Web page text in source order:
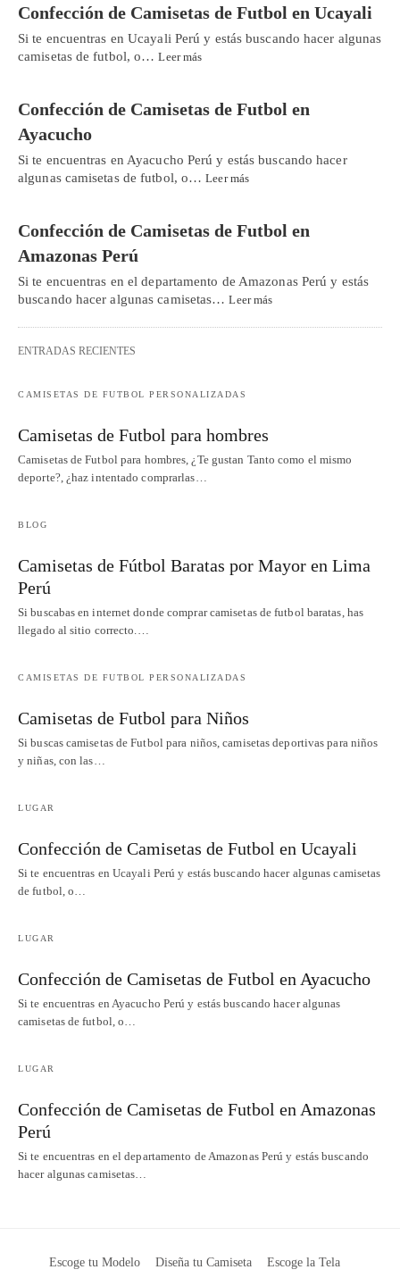
Confección de Camisetas de Futbol en Ucayali
Si te encuentras en Ucayali Perú y estás buscando hacer algunas
camisetas de futbol, o…Leer más
Confección de Camisetas de Futbol en
Ayacucho
Si te encuentras en Ayacucho Perú y estás buscando hacer
algunas camisetas de futbol, o…Leer más
Confección de Camisetas de Futbol en
Amazonas Perú
Si te encuentras en el departamento de Amazonas Perú y estás
buscando hacer algunas camisetas…Leer más
ENTRADAS RECIENTES
CAMISETAS DE FUTBOL PERSONALIZADAS
Camisetas de Futbol para hombres
Camisetas de Futbol para hombres, ¿Te gustan Tanto como el mismo
deporte?, ¿haz intentado comprarlas…
BLOG
Camisetas de Fútbol Baratas por Mayor en Lima
Perú
Si buscabas en internet donde comprar camisetas de futbol baratas, has
llegado al sitio correcto.…
CAMISETAS DE FUTBOL PERSONALIZADAS
Camisetas de Futbol para Niños
Si buscas camisetas de Futbol para niños, camisetas deportivas para niños
y niñas, con las…
LUGAR
Confección de Camisetas de Futbol en Ucayali
Si te encuentras en Ucayali Perú y estás buscando hacer algunas camisetas
de futbol, o…
LUGAR
Confección de Camisetas de Futbol en Ayacucho
Si te encuentras en Ayacucho Perú y estás buscando hacer algunas
camisetas de futbol, o…
LUGAR
Confección de Camisetas de Futbol en Amazonas
Perú
Si te encuentras en el departamento de Amazonas Perú y estás buscando
hacer algunas camisetas…
Escoge tu Modelo Diseña tu Camiseta Escoge la Tela